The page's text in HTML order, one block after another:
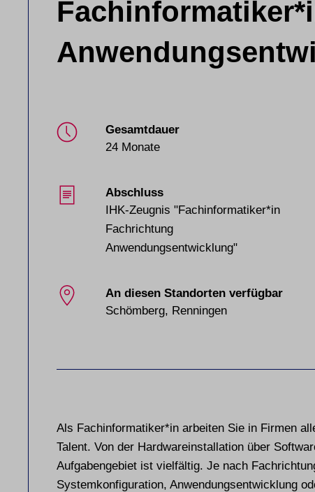
Gesamtdauer
24 Monate
Abschluss
IHK-Zeugnis "Fachinformatiker*in
Fachrichtung
Anwendungsentwicklung"
An diesen Standorten verfügbar
Schömberg, Renningen
Als Fachinformatiker*in arbeiten Sie in Firmen
Talent. Von der Hardwareinstallation über
Aufgabengebiet ist vielfältig. Je nach
Systemkonfiguration, Anwendungsentwicklung